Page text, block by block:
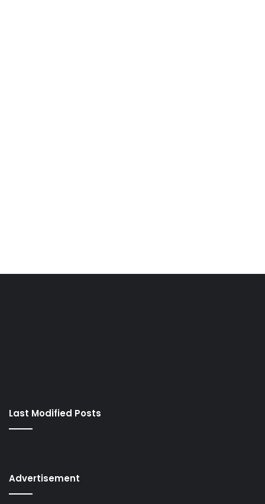
Last Modified Posts
Advertisement